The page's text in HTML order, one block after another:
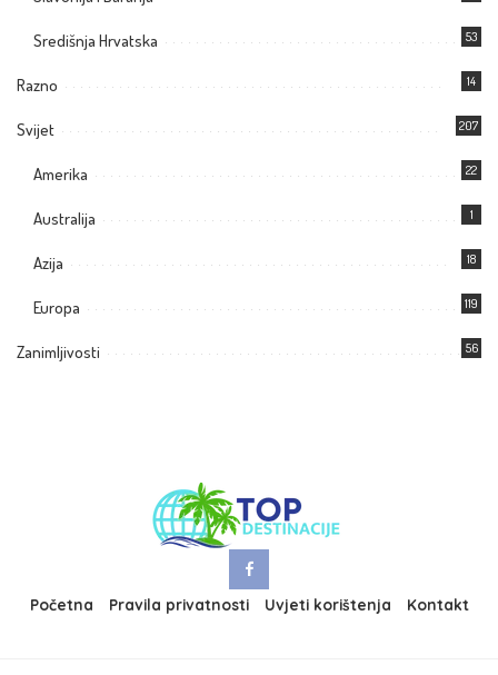
Središnja Hrvatska 53
Razno 14
Svijet 207
Amerika 22
Australija 1
Azija 18
Europa 119
Zanimljivosti 56
Početna Pravila privatnosti Uvjeti korištenja Kontakt